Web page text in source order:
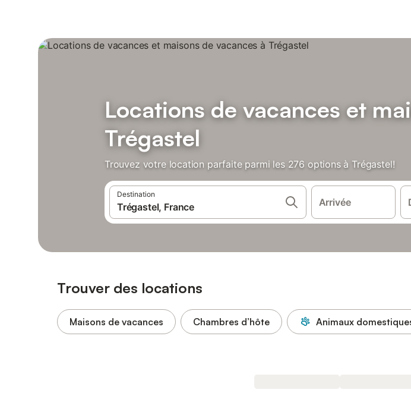
Locations de vacances et
Trégastel
Trouvez votre location parfaite parmi les 276 options à Trégastel!
Destination
Arrivée
Trouver des locations
Maisons de vacances Chambres d’hôte Animaux